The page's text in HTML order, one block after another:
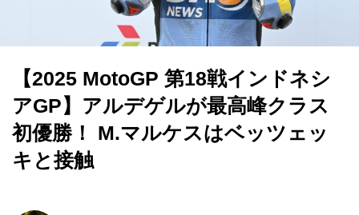
【2025 MotoGP 第18戦インドネシ
アGP】アルデゲルが最高峰クラス
初優勝！ M.マルケスはベッツェッ
キと接触